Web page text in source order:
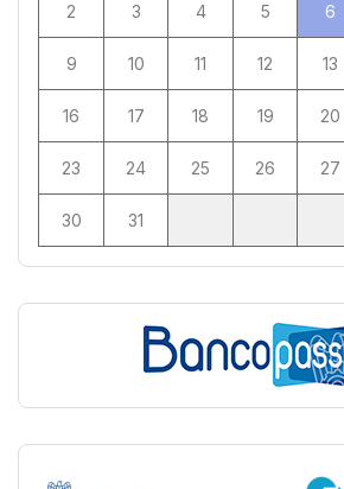
2 3 4 5 6
9 10 11 12 13
16 17 18 19 20
23 24 25 26 27
30 31